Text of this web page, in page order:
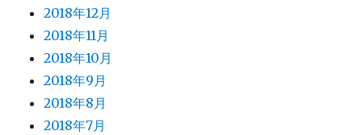
2018年12月
2018年11月
2018年10月
2018年9月
2018年8月
2018年7月